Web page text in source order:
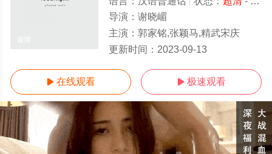
导演： 谢晓嵋
主演： 郭家铭,张颖马,精武宋庆
更新时间： 2023-09-13
 在线观看  极速观看